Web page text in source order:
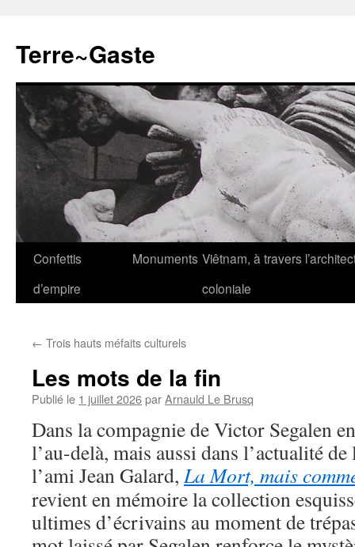
contenu
Terre~Gaste
Confettis
d’empire
Monuments Viêtnam, à travers
coloniale
← Trois hauts méfaits culturels
Les mots de la fin
Publié le 1 juillet 2026parArnauld Le Brusq
Dans la compagnie de Victor Segalen
l’au-delà, mais aussi dans l’actualité
l’ami Jean Galard,La Mort, mais
revient en mémoire la collection
ultimes d’écrivains au moment de